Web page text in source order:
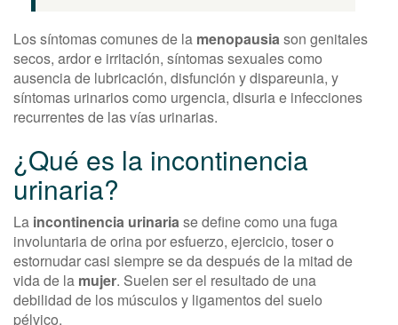
Los síntomas comunes de la menopausiason genitales
secos, ardor e irritación, síntomas sexuales como
ausencia de lubricación, disfunción y dispareunia, y
síntomas urinarios como urgencia, disuria e infecciones
recurrentes de las vías urinarias.
¿Qué es la incontinencia
urinaria?
La incontinencia urinariase define como una fuga
involuntaria de orina por esfuerzo, ejercicio, toser o
estornudar casi siempre se da después de la mitad de
vida de la mujer. Suelen ser el resultado de una
debilidad de los músculos y ligamentos del suelo
pélvico.